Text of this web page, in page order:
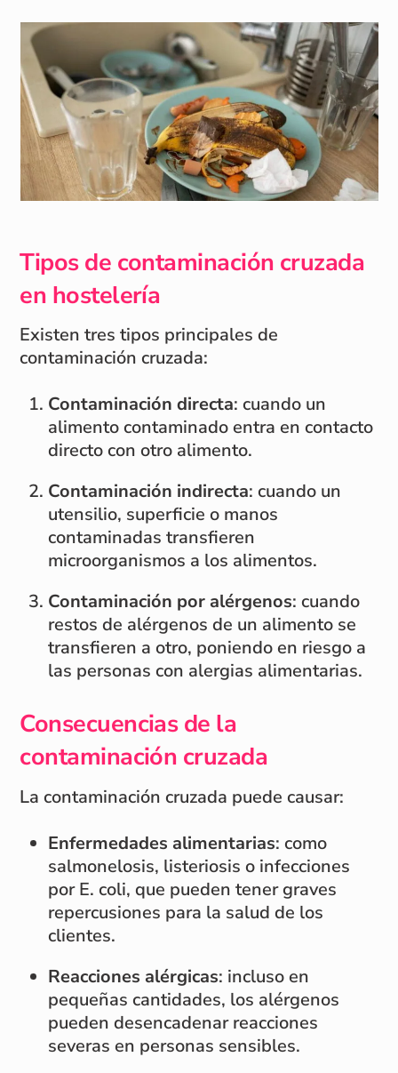
Tipos de contaminación cruzada
en hostelería
Existen tres tipos principales de
contaminación cruzada:
Contaminación directa: cuando un
alimento contaminado entra en contacto
directo con otro alimento.
Contaminación indirecta: cuando un
utensilio, superficie o manos
contaminadas transfieren
microorganismos a los alimentos.
Contaminación por alérgenos: cuando
restos de alérgenos de un alimento se
transfieren a otro, poniendo en riesgo a
las personas con alergias alimentarias.
Consecuencias de la
contaminación cruzada
La contaminación cruzada puede causar:
Enfermedades alimentarias: como
salmonelosis, listeriosis o infecciones
por E. coli, que pueden tener graves
repercusiones para la salud de los
clientes.
Reacciones alérgicas: incluso en
pequeñas cantidades, los alérgenos
pueden desencadenar reacciones
severas en personas sensibles.